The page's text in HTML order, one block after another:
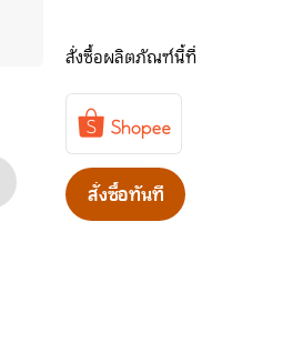
สั่งซื้อผลิตภัณฑ์นี้ที่
สั่งซื้อทันที